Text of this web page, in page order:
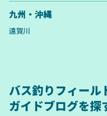
九州・沖縄
遠賀川
バス釣りフィール
ガイドブログを探